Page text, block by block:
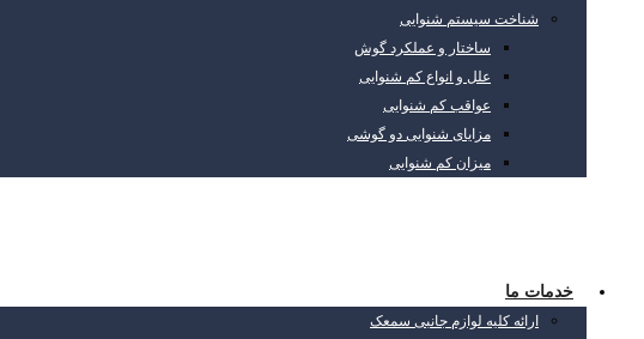
شناخت سیستم شنوایی
ساختار و عملکرد گوش
علل و انواع کم شنوایی
عواقب کم شنوایی
مزایای شنوایی دو گوشی
میزان کم شنوایی
خدمات ما
ارائه کلیه لوازم جانبی سمعک